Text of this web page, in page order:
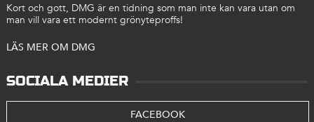
Kort och gott, DMG är en tidning som man inte kan vara utan om
man vill vara ett modernt grönyteproffs!
LÄS MER OM DMG
SOCIALA MEDIER
FACEBOOK